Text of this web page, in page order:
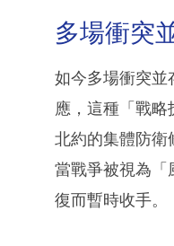
多場衝突
如今多場衝突並
應，這種「戰略
北約的集體防衛
當戰爭被視為「
復而暫時收手。